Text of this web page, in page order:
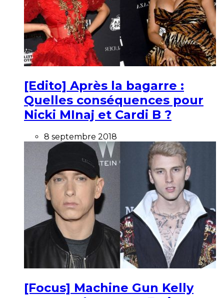
[Edito] Après la bagarre :
Quelles conséquences pour
Nicki MInaj et Cardi B ?
8 septembre 2018
[Focus] Machine Gun Kelly